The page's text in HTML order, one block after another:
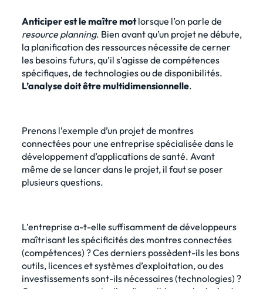
Anticiper est le maître motlorsque l’on parle de
resource planning. Bien avant qu’un projet ne débute,
la planification des ressources nécessite de cerner
les besoins futurs, qu’il s’agisse de compétences
spécifiques, de technologies ou de disponibilités.
L’analyse doit être multidimensionnelle.
Prenons l’exemple d’un projet de montres
connectées pour une entreprise spécialisée dans le
développement d’applications de santé. Avant
même de se lancer dans le projet, il faut se poser
plusieurs questions.
L’entreprise a-t-elle suffisamment de développeurs
maîtrisant les spécificités des montres connectées
(compétences) ? Ces derniers possèdent-ils les bons
outils, licences et systèmes d’exploitation, ou des
investissements sont-ils nécessaires (technologies) ?